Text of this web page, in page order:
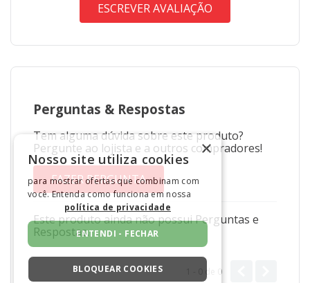
ESCREVER AVALIAÇÃO
Perguntas & Respostas
Tem alguma dúvida sobre este produto?
Pergunte ao lojista e a outros compradores!
FAZER PERGUNTA
Este produto ainda não possui Perguntas e
Respostas.
0
×
Nosso site utiliza cookies
para mostrar ofertas que combinam com
você. Entenda como funciona em nossa
política de privacidade
ENTENDI - FECHAR
BLOQUEAR COOKIES